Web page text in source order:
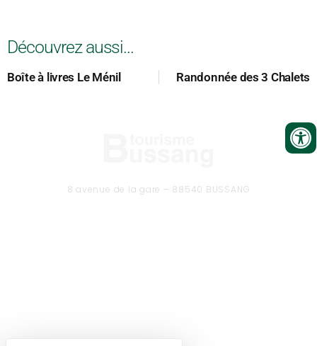
Découvrez aussi...
Boîte à livres Le Ménil Randonnée des 3 Chalets
8 avenue de la gare – 88540 BUSSANG